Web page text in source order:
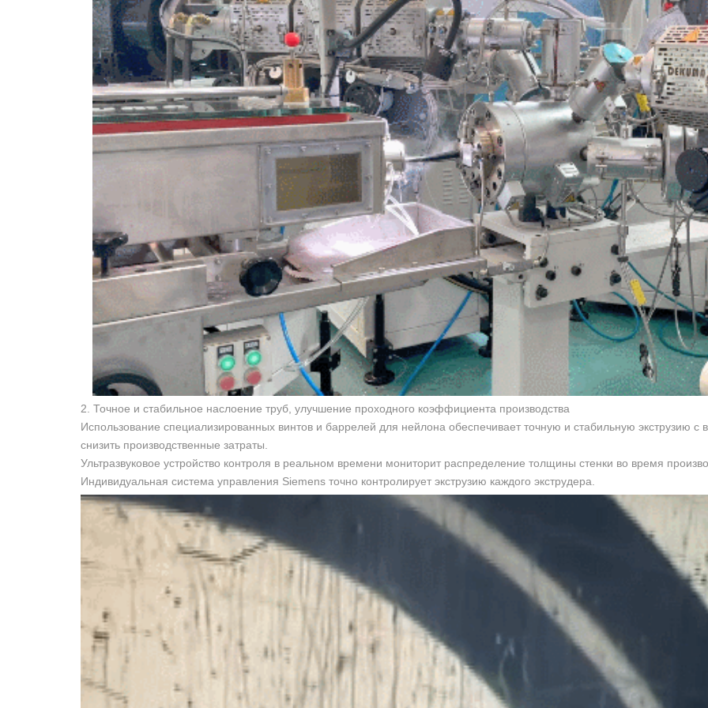
2. Точное и стабильное наслоение труб, улучшение проходного коэффициента производства
Использование специализированных винтов и баррелей для нейлона обеспечивает точную и стабильную экструзию
снизить производственные затраты.
Ультразвуковое устройство контроля в реальном времени мониторит распределение толщины стенки во время
Индивидуальная система управления Siemens точно контролирует экструзию каждого экструдера.